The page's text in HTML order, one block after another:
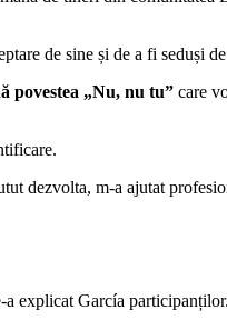
de sine și de a fi seduși
povestea „Nu, nu tu” care
dezvolta, m-a ajutat
explicat García participanților.